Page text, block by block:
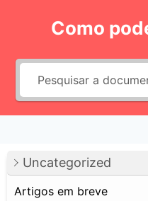
Conteúdo
Como
Uncategorized
Artigos em breve